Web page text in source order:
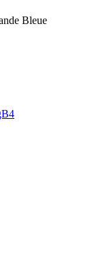
Bleue